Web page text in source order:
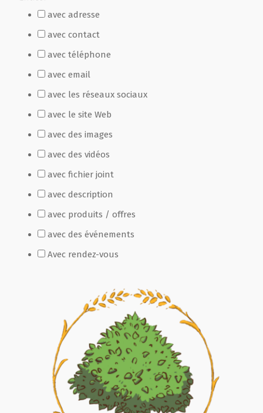
avec adresse
avec contact
avec téléphone
avec email
avec les réseaux sociaux
avec le site Web
avec des images
avec des vidéos
avec fichier joint
avec description
avec produits / offres
avec des événements
Avec rendez-vous
Fête Marché Paysan
Partenaires